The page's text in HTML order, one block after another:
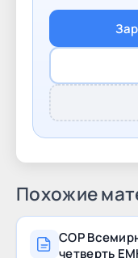
рекомендации
администрации
образования,
координаторов
оцениванию
Похожие
СОР
четверть